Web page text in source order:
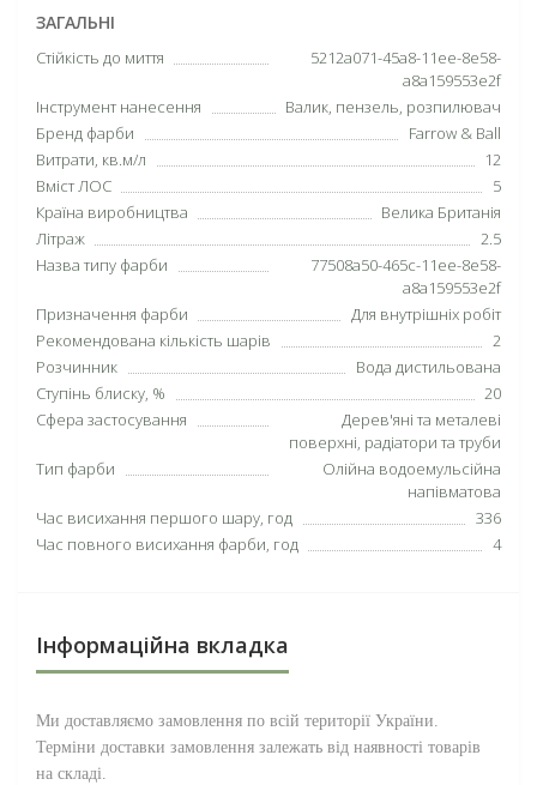
ЗАГАЛЬНІ
Cтійкість до миття
5212a071-45a8-11ee-8e58-
a8a159553e2f
Інструмент нанесення
Валик, пензель, розпилювач
Бренд фарби
Farrow & Ball
Витрати, кв.м/л
12
Вміст ЛОС
5
Країна виробництва
Велика Британія
Літраж
2.5
Назва типу фарби
77508a50-465c-11ee-8e58-
a8a159553e2f
Призначення фарби
Для внутрішніх робіт
Рекомендована кількість шарів
2
Розчинник
Вода дистильована
Ступінь блиcку, %
20
Сфера застосування
Дерев'яні та металеві
поверхні, радіатори та труби
Тип фарби
Олійна водоемульсійна
напівматова
Час висихання першого шару, год
336
Час повного висихання фарби, год
4
Інформаційна вкладка
Ми доставляємо замовлення по всій території України.
Терміни доставки замовлення залежать від наявності товарів
на складі.